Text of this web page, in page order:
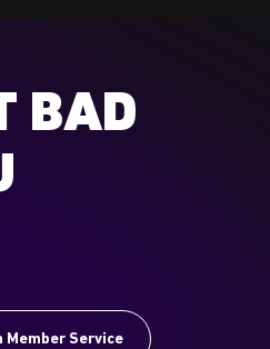
BAD
Member Service